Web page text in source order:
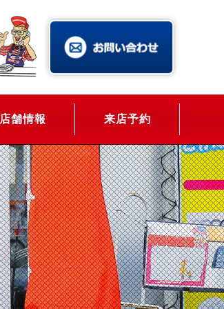
店舗情報 来店予約